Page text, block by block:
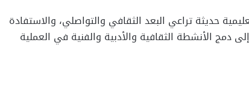
حديثة تراعي البعد الثقافي والتواصلي، والاستفادة
دمج الأنشطة الثقافية والأدبية والفنية في العملية